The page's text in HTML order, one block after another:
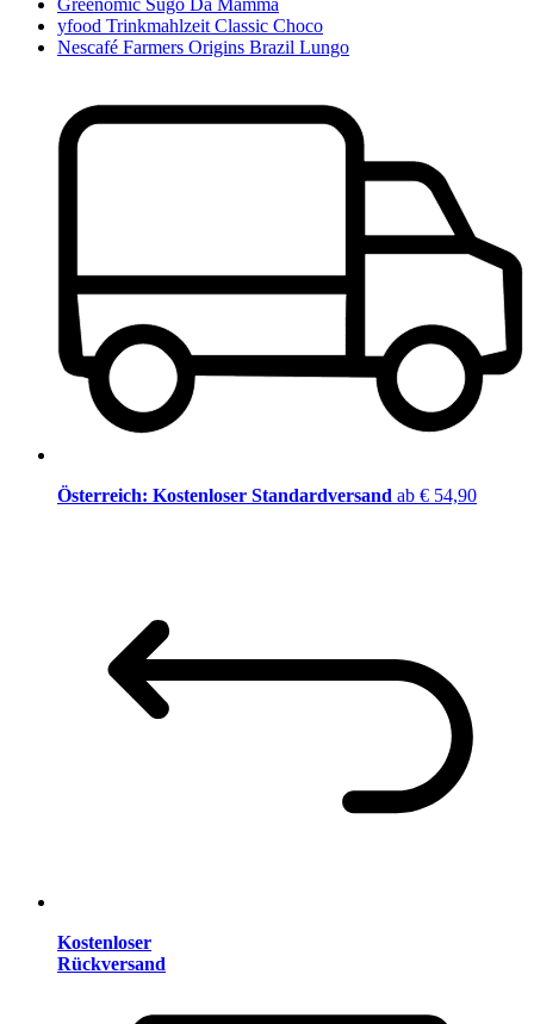
Greenomic Sugo Da Mamma
yfood Trinkmahlzeit Classic Choco
Nescafé Farmers Origins Brazil Lungo
Österreich: Kostenloser Standardversand ab € 54,90
Kostenloser
Rückversand